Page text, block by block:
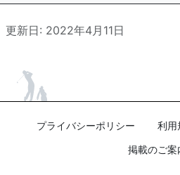
更新日: 2022年4月11日
プライバシーポリシー 利用
掲載のご案